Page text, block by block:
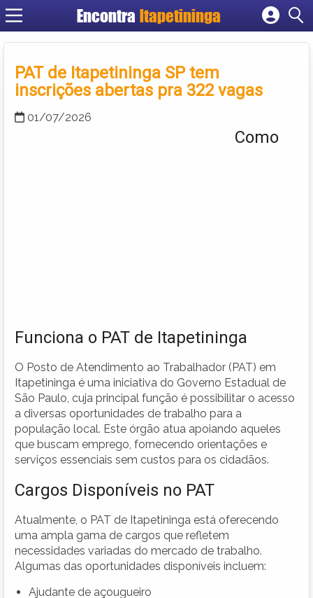
Encontra Itapetininga
Cadastrar empresa
Criar conta
PAT de Itapetininga SP tem
inscrições abertas pra 322 vagas
01/07/2026
Como
Funciona o PAT de Itapetininga
O Posto de Atendimento ao Trabalhador (PAT) em
Itapetininga é uma iniciativa do Governo Estadual de
São Paulo, cuja principal função é possibilitar o acesso
a diversas oportunidades de trabalho para a
população local. Este órgão atua apoiando aqueles
que buscam emprego, fornecendo orientações e
serviços essenciais sem custos para os cidadãos.
Cargos Disponíveis no PAT
Atualmente, o PAT de Itapetininga está oferecendo
uma ampla gama de cargos que refletem
necessidades variadas do mercado de trabalho.
Algumas das oportunidades disponíveis incluem:
Ajudante de açougueiro